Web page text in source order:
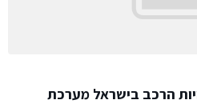
הרכב בישראל מערכת